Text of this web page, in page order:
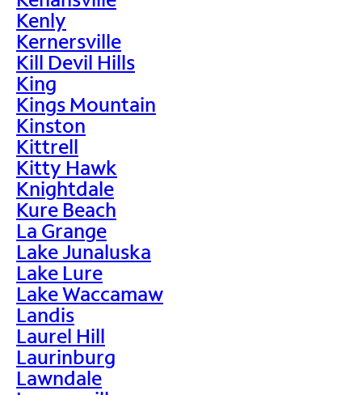
Kenly
Kernersville
Kill Devil Hills
King
Kings Mountain
Kinston
Kittrell
Kitty Hawk
Knightdale
Kure Beach
La Grange
Lake Junaluska
Lake Lure
Lake Waccamaw
Landis
Laurel Hill
Laurinburg
Lawndale